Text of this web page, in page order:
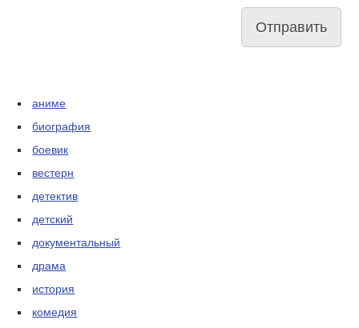
аниме
биография
боевик
вестерн
детектив
детский
документальный
драма
история
комедия